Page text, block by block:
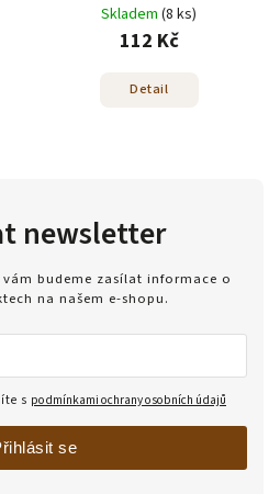
Skladem (8 ks)
112 Kč
Detail
newsletter
budeme zasílat informace o
na našem e-shopu.
s podmínkami ochrany osobních údajů
se